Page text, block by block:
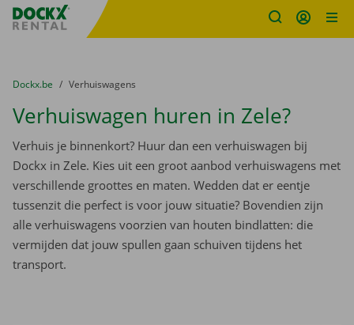
Fratello DEMO
U bevindt zich hier:
van
Dockx.be naar
Verhuiswagens
Verhuiswagen huren in Zele?
Verhuis je binnenkort? Huur dan een verhuiswagen bij
Dockx in Zele. Kies uit een groot aanbod verhuiswagens met
verschillende groottes en maten. Wedden dat er eentje
tussenzit die perfect is voor jouw situatie? Bovendien zijn
alle verhuiswagens voorzien van houten bindlatten: die
vermijden dat jouw spullen gaan schuiven tijdens het
transport.